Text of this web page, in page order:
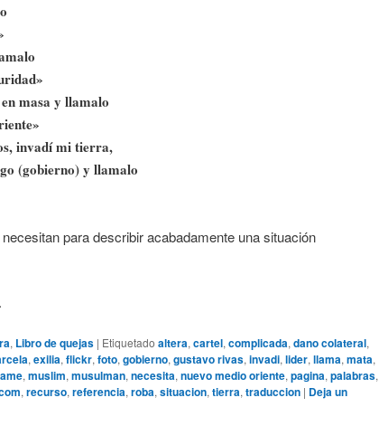
masa y llamalo
invadí mi tierra,
(gobierno) y llamalo
para describir acabadamente una situación
, Libro de quejas | Etiquetado altera,cartel,complicada,dano colateral,
,exilia,flickr,foto,gobierno,gustavo rivas,invadi,lider,llama,mata,
,muslim,musulman,necesita,nuevo medio oriente,pagina,palabras,
,recurso,referencia,roba,situacion,tierra,traduccion | Deja un